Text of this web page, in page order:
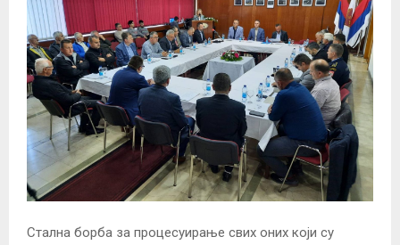
Стална борба за процесуирање свих оних који су